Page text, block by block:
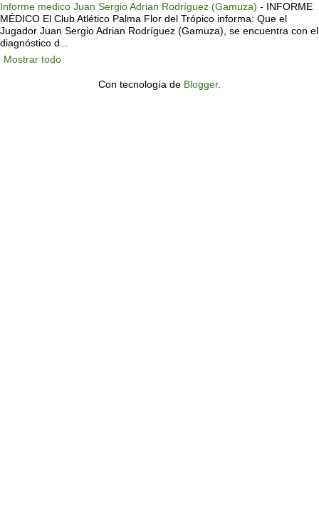
Informe medico Juan Sergio Adrian Rodríguez (Gamuza) - INFORME
MÉDICO El Club Atlético Palma Flor del Trópico informa: Que el
Jugador Juan Sergio Adrian Rodríguez (Gamuza), se encuentra con el
diagnóstico d...
Mostrar todo
Con tecnología de Blogger.